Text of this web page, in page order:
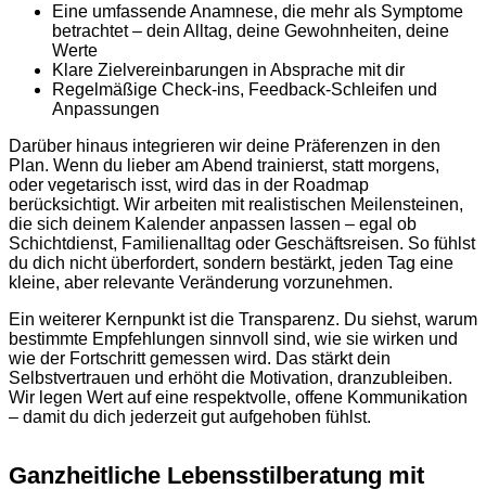
Eine umfassende Anamnese, die mehr als Symptome
betrachtet – dein Alltag, deine Gewohnheiten, deine
Werte
Klare Zielvereinbarungen in Absprache mit dir
Regelmäßige Check-ins, Feedback-Schleifen und
Anpassungen
Darüber hinaus integrieren wir deine Präferenzen in den
Plan. Wenn du lieber am Abend trainierst, statt morgens,
oder vegetarisch isst, wird das in der Roadmap
berücksichtigt. Wir arbeiten mit realistischen Meilensteinen,
die sich deinem Kalender anpassen lassen – egal ob
Schichtdienst, Familienalltag oder Geschäftsreisen. So fühlst
du dich nicht überfordert, sondern bestärkt, jeden Tag eine
kleine, aber relevante Veränderung vorzunehmen.
Ein weiterer Kernpunkt ist die Transparenz. Du siehst, warum
bestimmte Empfehlungen sinnvoll sind, wie sie wirken und
wie der Fortschritt gemessen wird. Das stärkt dein
Selbstvertrauen und erhöht die Motivation, dranzubleiben.
Wir legen Wert auf eine respektvolle, offene Kommunikation
– damit du dich jederzeit gut aufgehoben fühlst.
Ganzheitliche Lebensstilberatung mit